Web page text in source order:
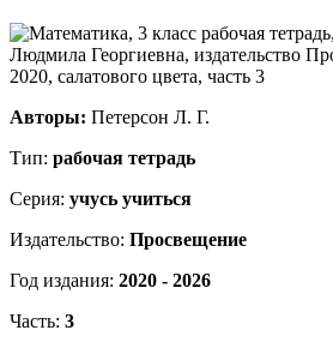
Авторы: Петерсон Л. Г.
Тип: рабочая тетрадь
Серия: учусь учиться
Издательство: Просвещение
Год издания: 2020 - 2026
Часть: 3